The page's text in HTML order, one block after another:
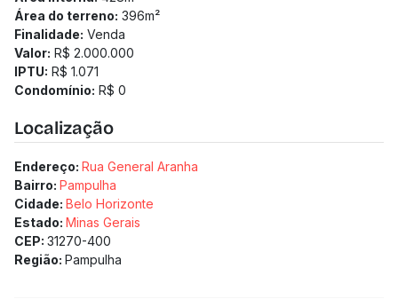
Área do terreno: 396m²
Finalidade: Venda
Valor: R$ 2.000.000
IPTU: R$ 1.071
Condomínio: R$ 0
Localização
Endereço: Rua General Aranha
Bairro: Pampulha
Cidade: Belo Horizonte
Estado: Minas Gerais
CEP: 31270-400
Região: Pampulha